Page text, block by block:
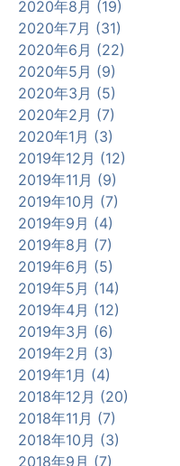
2020年8月 (19)
2020年7月 (31)
2020年6月 (22)
2020年5月 (9)
2020年3月 (5)
2020年2月 (7)
2020年1月 (3)
2019年12月 (12)
2019年11月 (9)
2019年10月 (7)
2019年9月 (4)
2019年8月 (7)
2019年6月 (5)
2019年5月 (14)
2019年4月 (12)
2019年3月 (6)
2019年2月 (3)
2019年1月 (4)
2018年12月 (20)
2018年11月 (7)
2018年10月 (3)
2018年9月 (7)